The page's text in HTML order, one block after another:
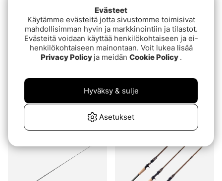
Bite Of Bleak Sweetstick
Casting
€199 €199
Savage Gear Alpha SG6
Monster Casting
alk.€219
Evästeet
Käytämme evästeitä jotta sivustomme toimisivat
mahdollisimman hyvin ja markkinointiin ja tilastot.
Evästeitä voidaan käyttää henkilökohtaiseen ja ei-
henkilökohtaiseen mainontaan. Voit lukea lisää
Privacy Policy ja meidän Cookie Policy .
Asetukset
Hyväksy & sulje